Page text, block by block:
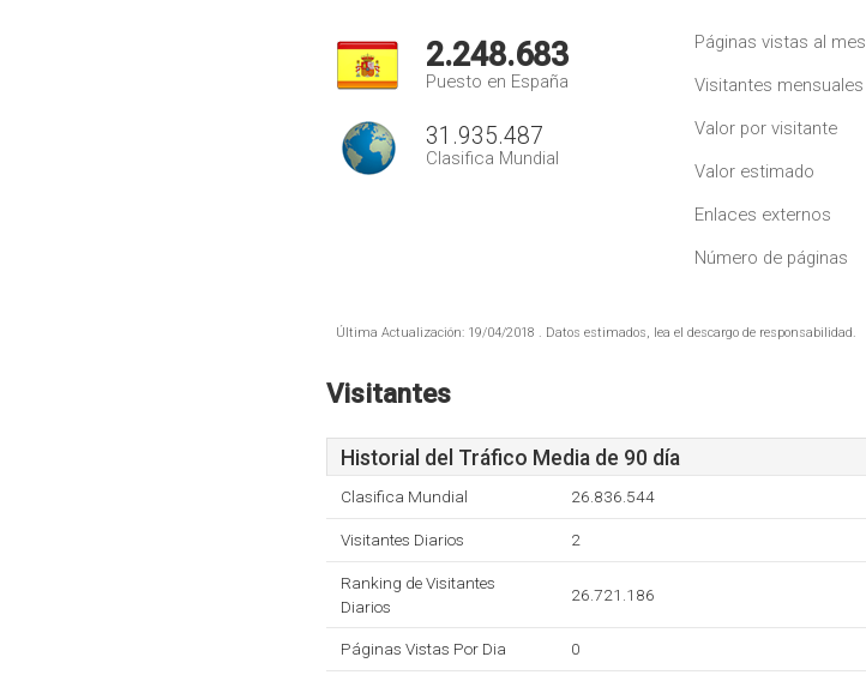
2.248.683
Puesto en España
31.935.487
Clasifica Mundial
Páginas vistas al mes
Visitantes mensuales
Valor por visitante
Valor estimado
Enlaces externos
Número de páginas
Última Actualización: 19/04/2018 . Datos estimados, lea el descargo de responsabilidad.
Visitantes
Historial del Tráfico Media de 90 día
Clasifica Mundial 26.836.544
Visitantes Diarios 2
Ranking de Visitantes
Diarios
26.721.186
Páginas Vistas Por Dia 0